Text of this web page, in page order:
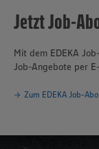
Jetzt Job-
Mit dem EDEKA
Job-Angebote per
Zum EDEKA Job-Abo